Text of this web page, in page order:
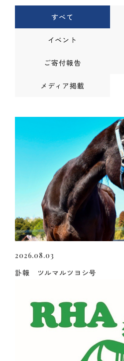
すべて
イベント
ご寄付報告
メディア掲載
2026.08.03
訃報 ツルマルツヨシ号